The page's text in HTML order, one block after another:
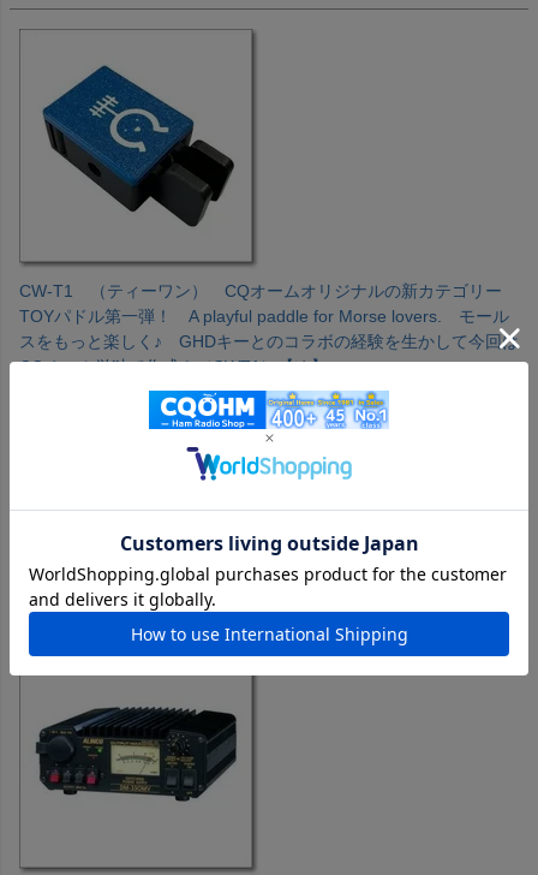
CW-T1 （ティーワン） CQオームオリジナルの新カテゴリー
TOYパドル第一弾！ A playful paddle for Morse lovers. モール
スをもっと楽しく♪ GHDキーとのコラボの経験を生かして今回は
CQオーム単独で作成！（CWT1）【ゆ】
でもこのキーをメインで使えます。